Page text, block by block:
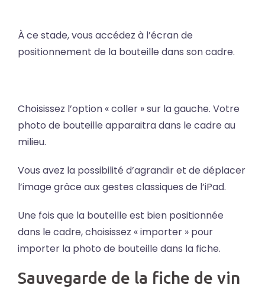
À ce stade, vous accédez à l’écran de
positionnement de la bouteille dans son cadre.
Choisissez l’option « coller » sur la gauche. Votre
photo de bouteille apparaitra dans le cadre au
milieu.
Vous avez la possibilité d’agrandir et de déplacer
l’image grâce aux gestes classiques de l’iPad.
Une fois que la bouteille est bien positionnée
dans le cadre, choisissez « importer » pour
importer la photo de bouteille dans la fiche.
Sauvegarde de la fiche de vin